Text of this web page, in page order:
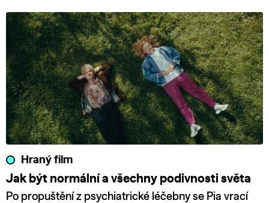
Hraný film
Jak být normální a všechny podivnosti světa
Po propuštění z psychiatrické léčebny se Pia vrací